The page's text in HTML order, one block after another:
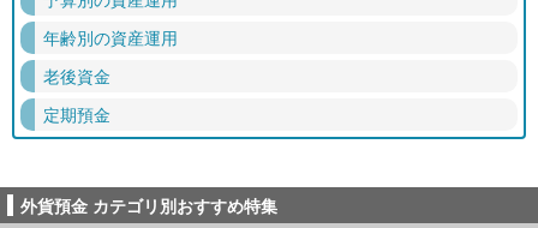
年齢別の資産運用
老後資金
定期預金
外貨預金 カテゴリ別おすすめ特集